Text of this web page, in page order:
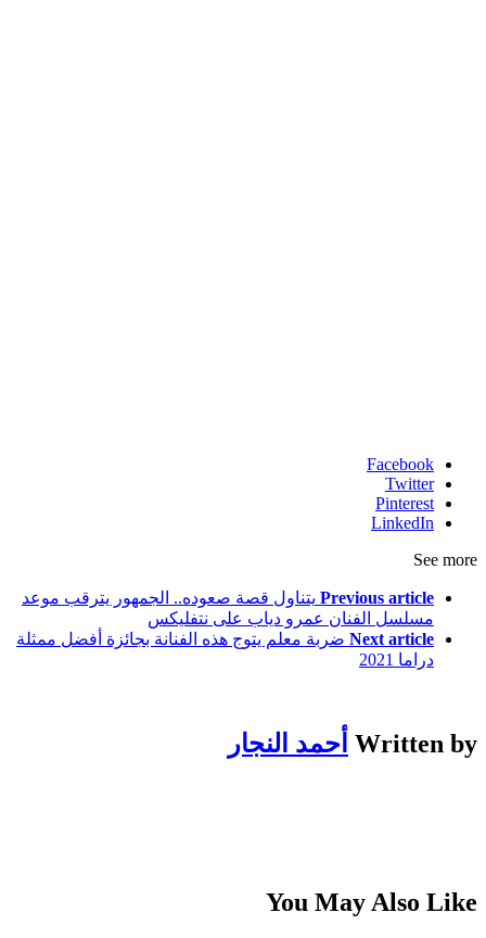
Facebook
Twitter
Pinterest
LinkedIn
See more
Previous article يتناول قصة صعوده.. الجمهور يترقب موعد
مسلسل الفنان عمرو دياب على نتفليكس
Next article ضربة معلم يتوج هذه الفنانة بجائزة أفضل ممثلة
دراما 2021
Written by أحمد النجار
You May Also Like